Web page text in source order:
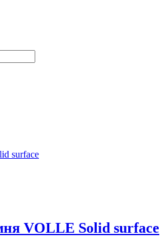
VOLLE Solid surface